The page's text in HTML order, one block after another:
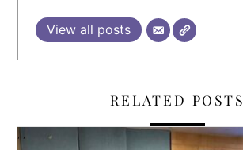
View all posts
RELATED POSTS
, ,